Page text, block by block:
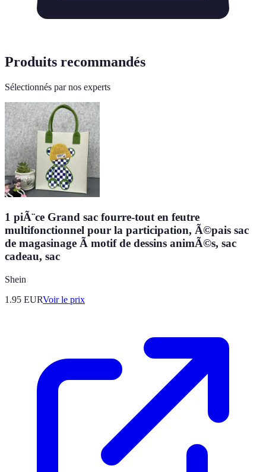
Produits recommandés
Sélectionnés par nos experts
1 piÃ¨ce Grand sac fourre-tout en feutre
multifonctionnel pour la participation, Ã©pais sac
de magasinage Ã motif de dessins animÃ©s, sac
cadeau, sac
Shein
1.95 EURVoir le prix